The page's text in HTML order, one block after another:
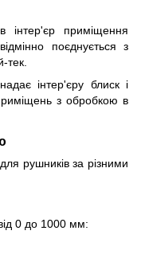
інтер'єр приміщення
поєднується з
тек.
інтер'єру блиск і
з обробкою в
рушників за різними
0 до 1000 мм: